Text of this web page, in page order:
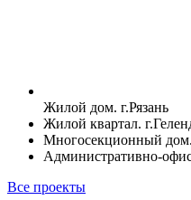
Жилой дом. г.Рязань
Жилой квартал.
Многосекционный
Административно-
Все проекты